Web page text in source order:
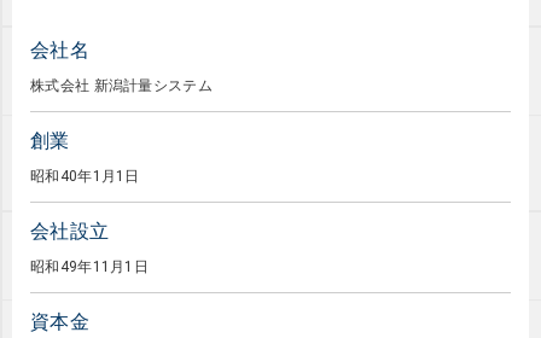
会社名
株式会社 新潟計量システム
創業
昭和40年1月1日
会社設立
昭和49年11月1日
資本金